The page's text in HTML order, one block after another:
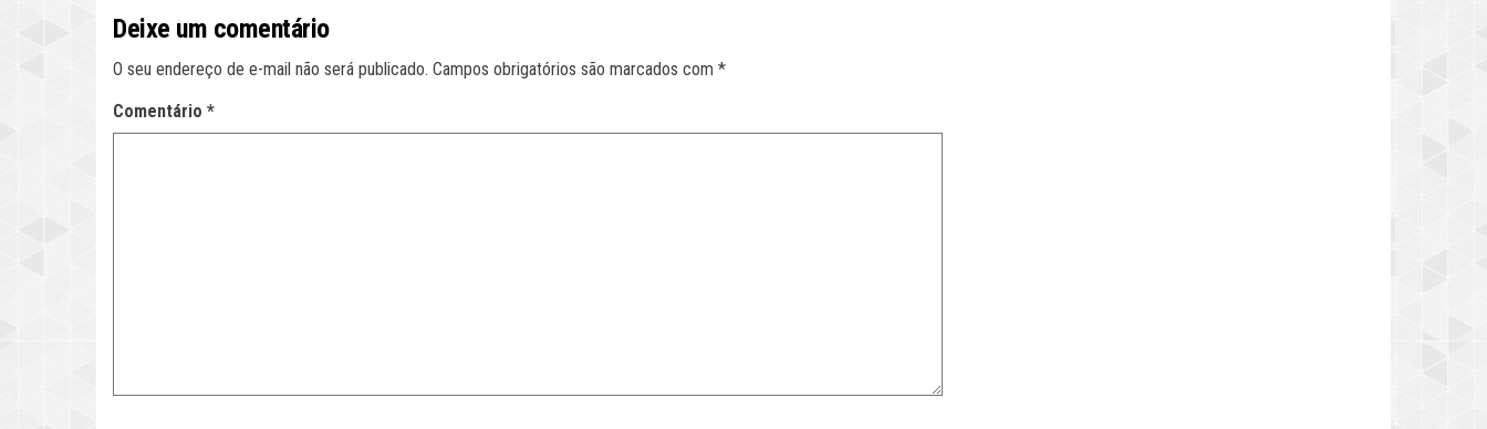
Deixe um comentário
O seu endereço de e-mail não será publicado. Campos obrigatórios são marcados com *
Comentário *